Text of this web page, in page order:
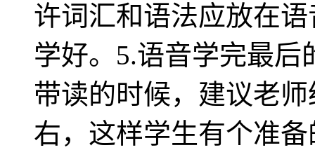
许词汇和语法应放在
学好。5.语音学完最
带读的时候，建议老
右，这样学生有个准